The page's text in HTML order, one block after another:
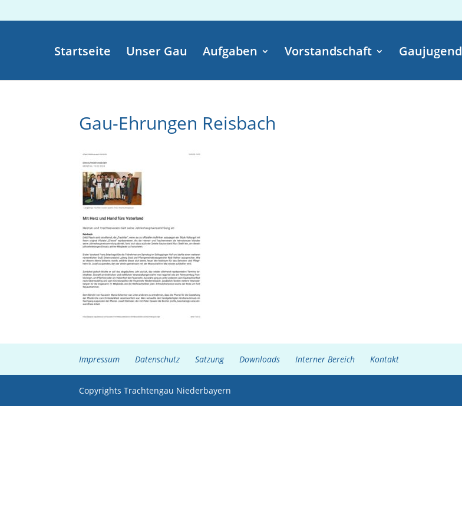
Startseite Unser Gau Aufgaben Vorstandschaft Gaujugend
Gau-Ehrungen Reisbach
Impressum Datenschutz Satzung Downloads Interner Bereich Kontakt
Copyrights Trachtengau Niederbayern